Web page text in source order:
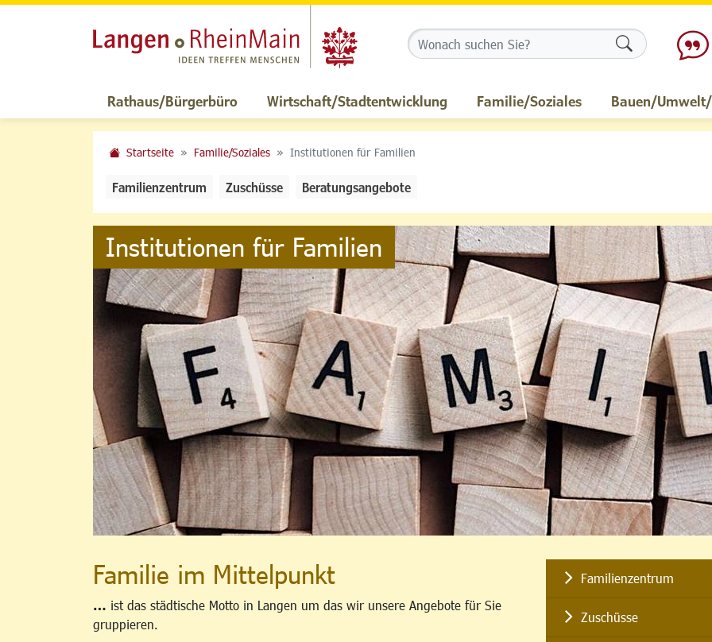
Rathaus/Bürgerbüro Wirtschaft/Stadtentwicklung Familie/Soziales Bauen/
Startseite Familie/Soziales Institutionen für Familien
Familienzentrum Zuschüsse Beratungsangebote
Institutionen für Familien
Familie im Mittelpunkt
… ist das städtische Motto in Langen um das wir unsere Angebote für Sie
gruppieren.
Familienzentrum
Zuschüsse